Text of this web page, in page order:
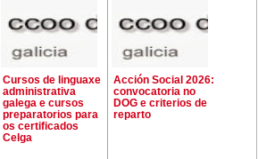
Cursos de linguaxe
administrativa
galega e cursos
preparatorios para
os certificados
Celga
Acción Social 2026:
convocatoria no
DOG e criterios de
reparto